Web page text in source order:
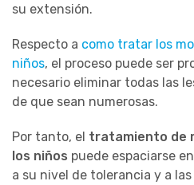
su extensión.
Respecto a como tratar los
niños, el proceso puede ser
necesario eliminar todas las
de que sean numerosas.
Por tanto, el tratamiento de
los niños puede espaciarse
a su nivel de tolerancia y a